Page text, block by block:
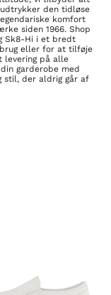
den tidløse
komfort
siden 1966. Shop
Sk8-Hi i et bredt
eller for at tilføje
på alle
garderobe med
stil, der aldrig går af